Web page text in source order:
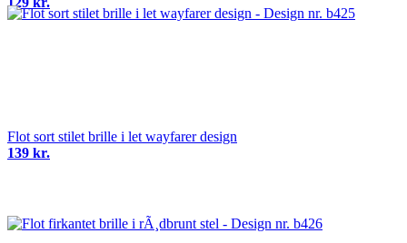
Flot sort stilet brille i let wayfarer design
139 kr.